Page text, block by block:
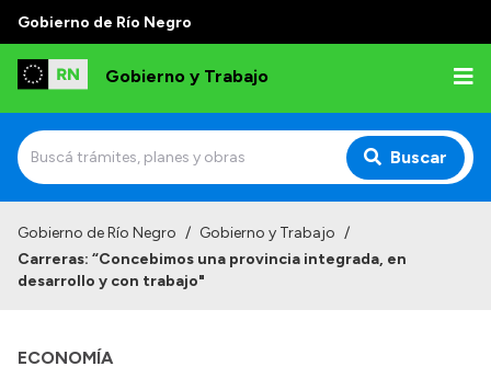
Gobierno de Río Negro
Gobierno y Trabajo
Buscar
Institucional
Autoridades, Áreas y Organismos
Gobierno de Río Negro / Gobierno y Trabajo /
Carreras: “Concebimos una provincia integrada, en
desarrollo y con trabajo"
ECONOMÍA